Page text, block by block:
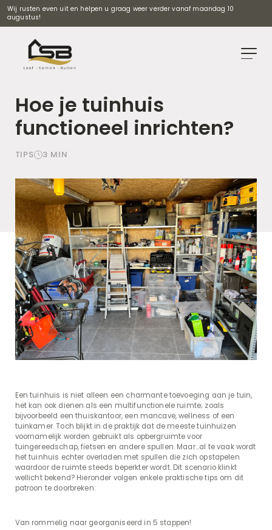
Wij rusten even uit en helpen u graag weer verder vanaf maandag 10
augustus!
Hoe je tuinhuis
functioneel inrichten?
TIPS 3 MIN
Een tuinhuis is niet alleen een charmante toevoeging aan je tuin,
het kan ook dienen als een multifunctionele ruimte; zoals
bijvoorbeeld een thuiskantoor, een mancave, wellness of een
tuinkamer. Toch blijkt in de praktijk dat de meeste tuinhuizen
voornamelijk worden gebruikt als opbergruimte voor
tuingereedschap, fietsen en andere spullen. Maar...al te vaak wordt
het tuinhuis echter overladen met spullen die zich opstapelen
waardoor de ruimte steeds beperkter wordt. Dit scenario klinkt
wellicht bekend? Hieronder volgen enkele praktische tips om dit
patroon te doorbreken:
Van rommelig naar georganiseerd in 5 stappen!